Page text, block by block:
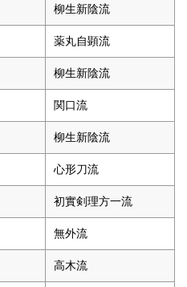
柳生新陰流
薬丸自顕流
柳生新陰流
関口流
柳生新陰流
心形刀流
初實剣理方一流
無外流
高木流